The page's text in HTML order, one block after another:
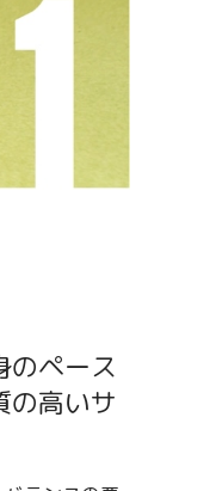
のペース
の高いサ